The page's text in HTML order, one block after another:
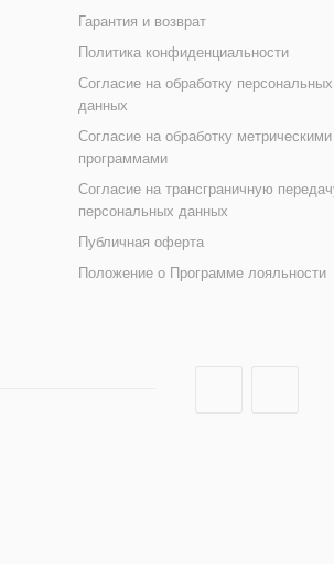
(безвредный мягкий ПАВ), Cocamide DEA
(коллаген), Hydrolyzed Wheat
Chloride (цетримониум
Гарантия и возврат
Политика конфиденциальности
Согласие на обработку персональных
данных
Согласие на обработку метрическими
программами
Согласие на трансграничную
персональных данных
Публичная оферта
Положение о Программе лояльности